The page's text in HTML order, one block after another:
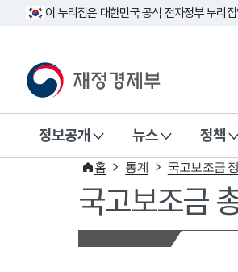
이 누리집은 대한민국 공식 전자정부 누리
재정경제부
정보공개 뉴스 정책
홈 통계 국고보조금
국고보조금